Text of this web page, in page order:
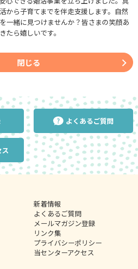
から子育てまでを伴走支援します。自然
一緒に見つけませんか？皆さまの笑顔あ
たら嬉しいです。
閉じる
よくあるご質問
ス
新着情報
よくあるご質問
メールマガジン登録
リンク集
プライバシーポリシー
当センターアクセス